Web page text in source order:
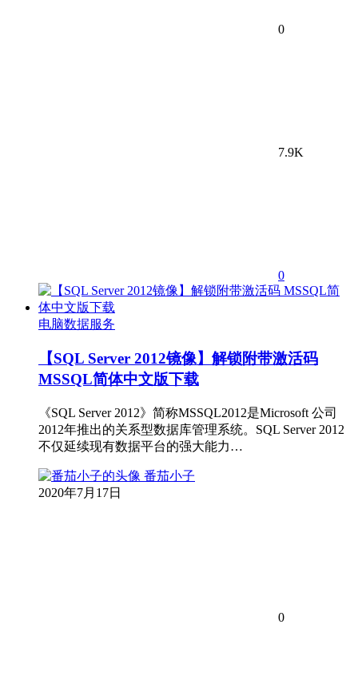
0
7.9K
0
电脑数据服务
【SQL Server 2012镜像】解锁附带激活码
MSSQL简体中文版下载
《SQL Server 2012》简称MSSQL2012是Microsoft 公司
2012年推出的关系型数据库管理系统。SQL Server 2012
不仅延续现有数据平台的强大能力…
番茄小子
2020年7月17日
0